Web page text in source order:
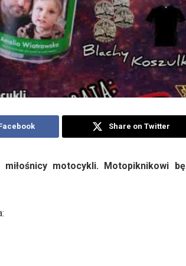
Share on Twitter
motocykli. Motopiknikowi